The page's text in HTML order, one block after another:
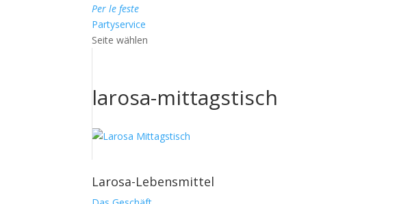
Per le feste
Partyservice
Seite wählen
larosa-mittagstisch
Larosa-Lebensmittel